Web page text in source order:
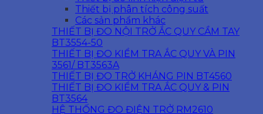
Thiết bị phân tích công suất
Các sản phẩm khác
THIẾT BỊ ĐO NỘI TRỞ ẮC QUY CẦM TAY
BT3554-50
THIẾT BỊ ĐO KIỂM TRA ẮC QUY VÀ PIN
3561/ BT3563A
THIẾT BỊ ĐO TRỞ KHÁNG PIN BT4560
THIẾT BỊ ĐO KIỂM TRA ẮC QUY & PIN
BT3564
HỆ THỐNG ĐO ĐIỆN TRỞ RM2610